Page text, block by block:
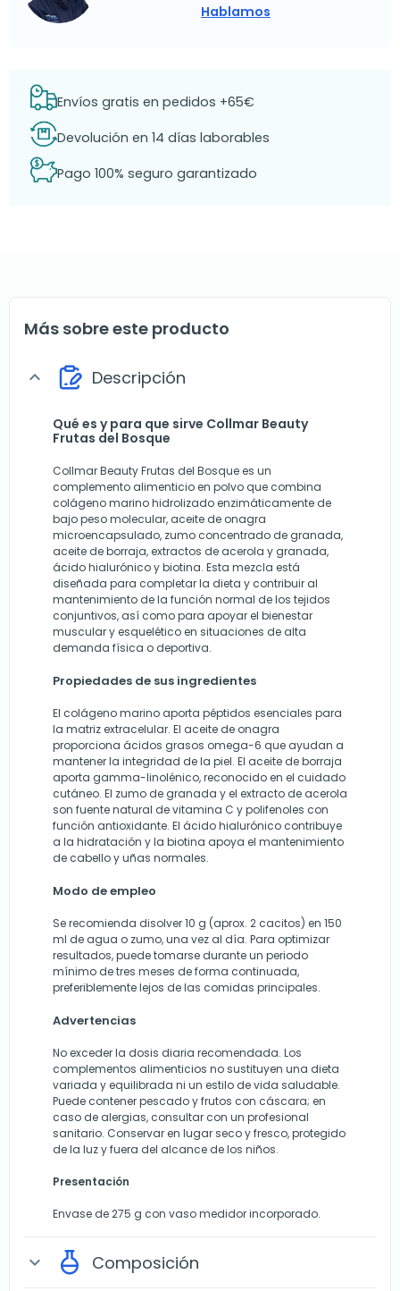
Hablamos
Envíos gratis en pedidos +65€
Devolución en 14 días laborables
Pago 100% seguro garantizado
Más sobre este producto
expand_more Descripción
Qué es y para que sirve Collmar Beauty
Frutas del Bosque
Collmar Beauty Frutas del Bosque es un
complemento alimenticio en polvo que combina
colágeno marino hidrolizado enzimáticamente de
bajo peso molecular, aceite de onagra
microencapsulado, zumo concentrado de granada,
aceite de borraja, extractos de acerola y granada,
ácido hialurónico y biotina. Esta mezcla está
diseñada para completar la dieta y contribuir al
mantenimiento de la función normal de los tejidos
conjuntivos, así como para apoyar el bienestar
muscular y esquelético en situaciones de alta
demanda física o deportiva.
Propiedades de sus ingredientes
El colágeno marino aporta péptidos esenciales para
la matriz extracelular. El aceite de onagra
proporciona ácidos grasos omega-6 que ayudan a
mantener la integridad de la piel. El aceite de borraja
aporta gamma-linolénico, reconocido en el cuidado
cutáneo. El zumo de granada y el extracto de acerola
son fuente natural de vitamina C y polifenoles con
función antioxidante. El ácido hialurónico contribuye
a la hidratación y la biotina apoya el mantenimiento
de cabello y uñas normales.
Modo de empleo
Se recomienda disolver 10 g (aprox. 2 cacitos) en 150
ml de agua o zumo, una vez al día. Para optimizar
resultados, puede tomarse durante un periodo
mínimo de tres meses de forma continuada,
preferiblemente lejos de las comidas principales.
Advertencias
No exceder la dosis diaria recomendada. Los
complementos alimenticios no sustituyen una dieta
variada y equilibrada ni un estilo de vida saludable.
Puede contener pescado y frutos con cáscara; en
caso de alergias, consultar con un profesional
sanitario. Conservar en lugar seco y fresco, protegido
de la luz y fuera del alcance de los niños.
Presentación
Envase de 275 g con vaso medidor incorporado.
expand_more Composición